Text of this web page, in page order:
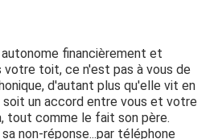
financièrement et
toit, ce n'est pas à vous de
d'autant plus qu'elle vit en
soit un accord entre vous et votre
tout comme le fait son père.
non-réponse...par téléphone